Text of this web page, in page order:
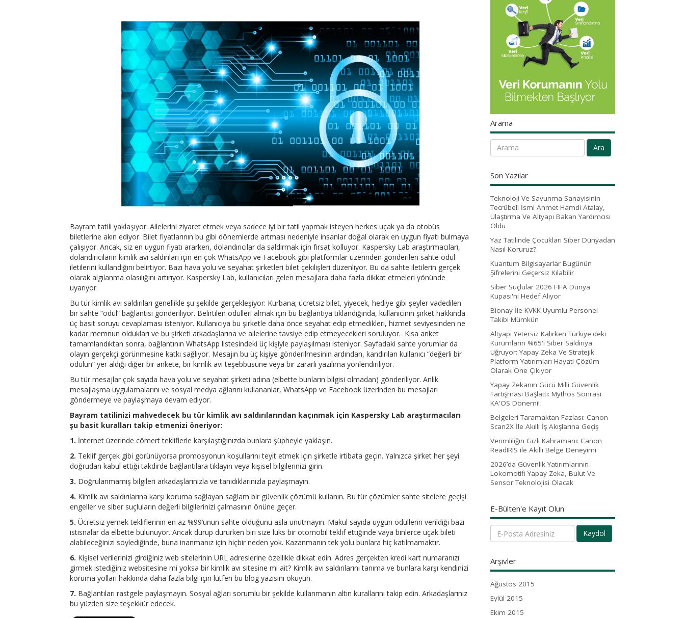
Bayram tatili yaklaşıyor. Ailelerini ziyaret etmek veya sadece iyi bir tatil yapmak isteyen herkes uçak ya da otobüs
biletlerine akın ediyor. Bilet fiyatlarının bu gibi dönemlerde artması nedeniyle insanlar doğal olarak en uygun fiyatı bulmaya
çalışıyor. Ancak, siz en uygun fiyatı ararken, dolandırıcılar da saldırmak için fırsat kolluyor. Kaspersky Lab araştırmacıları,
dolandırıcıların kimlik avı saldırıları için en çok WhatsApp ve Facebook gibi platformlar üzerinden gönderilen sahte ödül
iletilerini kullandığını belirtiyor. Bazı hava yolu ve seyahat şirketleri bilet çekilişleri düzenliyor. Bu da sahte iletilerin gerçek
olarak algılanma olasılığını artırıyor. Kaspersky Lab, kullanıcıları gelen mesajlara daha fazla dikkat etmeleri yönünde
uyarıyor.
Bu tür kimlik avı saldırıları genellikle şu şekilde gerçekleşiyor: Kurbana; ücretsiz bilet, yiyecek, hediye gibi şeyler vadedilen
bir sahte “ödül” bağlantısı gönderiliyor. Belirtilen ödülleri almak için bu bağlantıya tıklandığında, kullanıcının şirket hakkında
üç basit soruyu cevaplaması isteniyor. Kullanıcıya bu şirketle daha önce seyahat edip etmedikleri, hizmet seviyesinden ne
kadar memnun oldukları ve bu şirketi arkadaşlarına ve ailelerine tavsiye edip etmeyecekleri soruluyor. Kısa anket
tamamlandıktan sonra, bağlantının WhatsApp listesindeki üç kişiyle paylaşılması isteniyor. Sayfadaki sahte yorumlar da
olayın gerçekçi görünmesine katkı sağlıyor. Mesajın bu üç kişiye gönderilmesinin ardından, kandırılan kullanıcı “değerli bir
ödülün” yer aldığı diğer bir ankete, bir kimlik avı teşebbüsüne veya bir zararlı yazılıma yönlendiriliyor.
Bu tür mesajlar çok sayıda hava yolu ve seyahat şirketi adına (elbette bunların bilgisi olmadan) gönderiliyor. Anlık
mesajlaşma uygulamalarını ve sosyal medya ağlarını kullananlar, WhatsApp ve Facebook üzerinden bu mesajları
göndermeye ve paylaşmaya devam ediyor.
Bayram tatilinizi mahvedecek bu tür kimlik avı saldırılarından kaçınmak için Kaspersky Lab araştırmacıları
şu basit kuralları takip etmenizi öneriyor:
1. İnternet üzerinde cömert tekliflerle karşılaştığınızda bunlara şüpheyle yaklaşın.
2. Teklif gerçek gibi görünüyorsa promosyonun koşullarını teyit etmek için şirketle irtibata geçin. Yalnızca şirket her şeyi
doğrudan kabul ettiği takdirde bağlantılara tıklayın veya kişisel bilgilerinizi girin.
3. Doğrulanmamış bilgileri arkadaşlarınızla ve tanıdıklarınızla paylaşmayın.
4. Kimlik avı saldırılarına karşı koruma sağlayan sağlam bir güvenlik çözümü kullanın. Bu tür çözümler sahte sitelere geçişi
engeller ve siber suçluların değerli bilgilerinizi çalmasının önüne geçer.
5. Ücretsiz yemek tekliflerinin en az %99’unun sahte olduğunu asla unutmayın. Makul sayıda uygun ödüllerin verildiği bazı
istisnalar da elbette bulunuyor. Ancak durup dururken biri size lüks bir otomobil teklif ettiğinde vaya binlerce uçak bileti
alabileceğinizi söylediğinde, buna inanmanız için hiçbir neden yok. Kazanmanın tek yolu bunlara hiç katılmamaktır.
6. Kişisel verilerinizi girdiğiniz web sitelerinin URL adreslerine özellikle dikkat edin. Adres gerçekten kredi kart numaranızı
girmek istediğiniz websitesine mi yoksa bir kimlik avı sitesine mi ait? Kimlik avı saldırılarını tanıma ve bunlara karşı kendinizi
koruma yolları hakkında daha fazla bilgi için lütfen bu blog yazısını okuyun.
7. Bağlantıları rastgele paylaşmayın. Sosyal ağları sorumlu bir şekilde kullanmanın altın kurallarını takip edin. Arkadaşlarınız
bu yüzden size teşekkür edecek.
Arama
Ara
Son Yazılar
Teknoloji Ve Savunma Sanayisinin
Tecrübeli İsmi Ahmet Hamdi Atalay,
Ulaştırma Ve Altyapı Bakan Yardımcısı
Oldu
Yaz Tatilinde Çocukları Siber Dünyadan
Nasıl Koruruz?
Kuantum Bilgisayarlar Bugünün
Şifrelerini Geçersiz Kılabilir
Siber Suçlular 2026 FIFA Dünya
Kupası'nı Hedef Alıyor
Bionay İle KVKK Uyumlu Personel
Takibi Mümkün
Altyapı Yetersiz Kalırken Türkiye'deki
Kurumların %65'i Siber Saldırıya
Uğruyor: Yapay Zeka Ve Stratejik
Platform Yatırımları Hayati Çözüm
Olarak Öne Çıkıyor
Yapay Zekanın Gücü Milli Güvenlik
Tartışması Başlattı: Mythos Sonrası
KA'OS Dönemi!
Belgeleri Taramaktan Fazlası: Canon
Scan2X İle Akıllı İş Akışlarına Geçiş
Verimliliğin Gizli Kahramanı: Canon
ReadIRIS ile Akıllı Belge Deneyimi
2026’da Güvenlik Yatırımlarının
Lokomotifi Yapay Zeka, Bulut Ve
Sensor Teknolojisi Olacak
E-Bülten'e Kayıt Olun
Kaydol
Arşivler
Ağustos 2015
Eylül 2015
Ekim 2015